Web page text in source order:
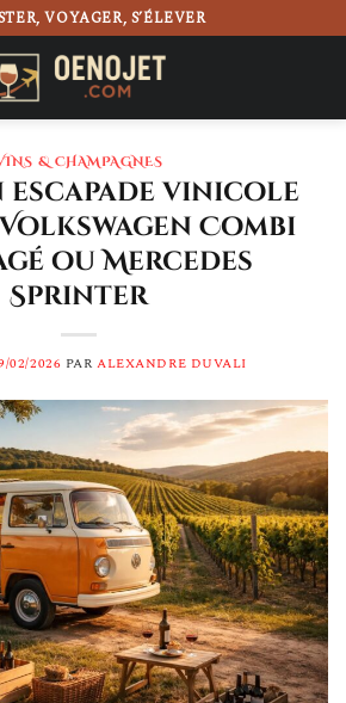
VOYAGER, S’ÉLEVER
& CHAMPAGNES
vinicole
Combi
ou Mercedes
Sprinter
02/2026 PARALEXANDRE DUVALI